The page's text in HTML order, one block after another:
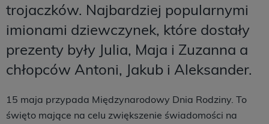
trojaczków. Najbardziej popularnymi
imionami dziewczynek, które dostały
prezenty były Julia, Maja i Zuzanna a
chłopców Antoni, Jakub i Aleksander.
15 maja przypada Międzynarodowy Dnia Rodziny. To
święto mające na celu zwiększenie świadomości na